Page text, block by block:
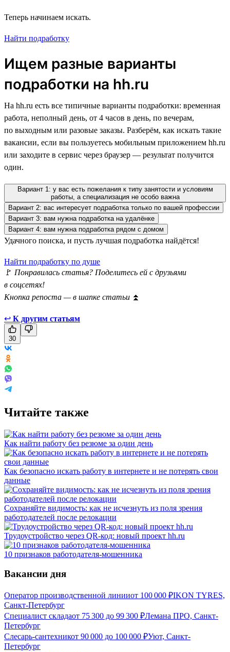
Теперь начинаем искать.
Найти подработку
Ищем разные варианты
подработки на hh.ru
На hh.ru есть все типичные варианты подработки: временная
работа, неполный день, от 4 часов в день, по вечерам,
по выходным или разовые заказы. Разберём, как искать такие
вакансии, если вы пользуетесь мобильным приложением hh.ru
или заходите в сервис через браузер — результат получится
один.
Вариант 1: у вас есть пожелания к типу занятости и условиям
работы, а специализация не особо важна
Вариант 2: вас интересует подработка только по вашей профессии
Вариант 3: вам нужна подработка на удалёнке
Вариант 4: вам нужна подработка рядом с домом
Удачного поиска, и пусть лучшая подработка найдётся!
Найти подработку по душе
🚩 Понравилась статья? Поделитесь ей с друзьями
в соцсетях!
Кнопка репоста — в шапке статьи ⏫
↩ К другим статьям
30
Читайте также
Как найти работу без резюме за один день
Как безопасно искать работу в интернете и не потерять свои
данные
Сохраняйте видимость: как не исчезнуть из поля зрения
работодателей после релокации
Трудоустройство через QR-код: новый проект hh.ru
10 признаков работодателя-мошенника
Вакансии дня
Оператор производственной линииот 100 000 ₽IKON TYRES,
Санкт-Петербург
Специалист складаот 75 300 до 99 300 ₽Лемана ПРО, Санкт-
Петербург
Слесарь-сантехникот 90 000 до 100 000 ₽Уют, Санкт-
Петербург